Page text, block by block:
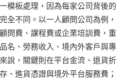
模板處理，因為每家公司背後的
全不同。以一人顧問公司為例，
問費、課程費或企業培訓費，重
名、勞務收入、境內外客戶與專
說，關鍵則在平台金流、退貨折
、進貨憑證與境外平台服務費；